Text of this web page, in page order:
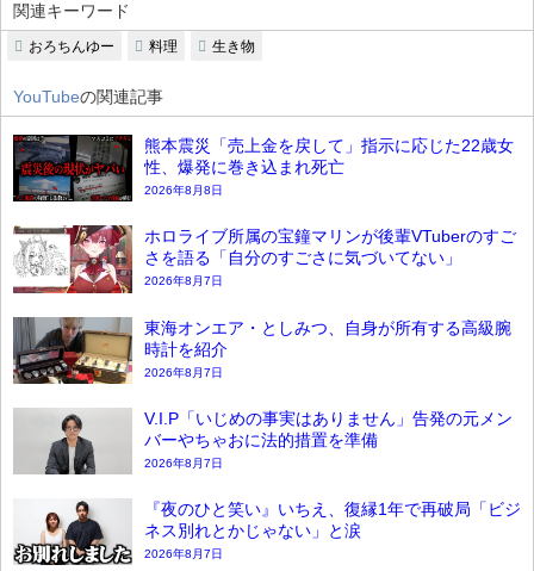
関連キーワード
おろちんゆー 料理 生き物
YouTubeの関連記事
熊本震災「売上金を戻して」指示に応じた22歳女
性、爆発に巻き込まれ死亡
2026年8月8日
ホロライブ所属の宝鐘マリンが後輩VTuberのすご
さを語る「自分のすごさに気づいてない」
2026年8月7日
東海オンエア・としみつ、自身が所有する高級腕
時計を紹介
2026年8月7日
V.I.P「いじめの事実はありません」告発の元メン
バーやちゃおに法的措置を準備
2026年8月7日
『夜のひと笑い』いちえ、復縁1年で再破局「ビジ
ネス別れとかじゃない」と涙
2026年8月7日